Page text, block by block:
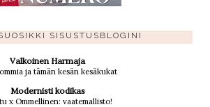
SISUSTUSBLOGINI
Valkoinen Harmaja
ja tämän kesän kesäkukat
Modernisti kodikas
x Ommellinen: vaatemallisto!